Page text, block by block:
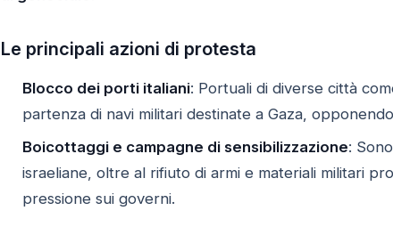
Le principali azioni di protesta
Blocco dei porti italiani: Portuali di diverse città
partenza di navi militari destinate a Gaza,
Boicottaggi e campagne di sensibilizzazione:
israeliane, oltre al rifiuto di armi e materiali militari
pressione sui governi.